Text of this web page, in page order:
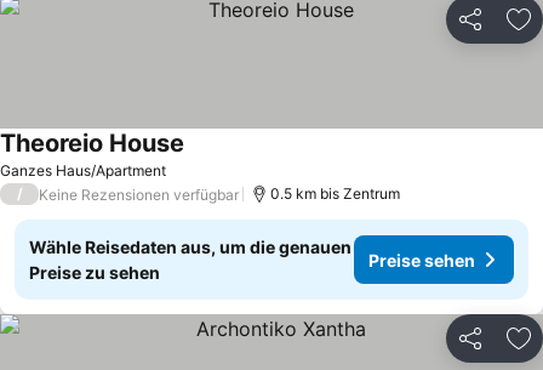
Teilen
Ganzes Haus/Apartment
Theoreio House
/ Keine Rezensionen verfügbar 0.5 km bis Zentrum
Wähle Reisedaten aus, um die genauen
Preise zu sehen
Preise sehen
Teilen